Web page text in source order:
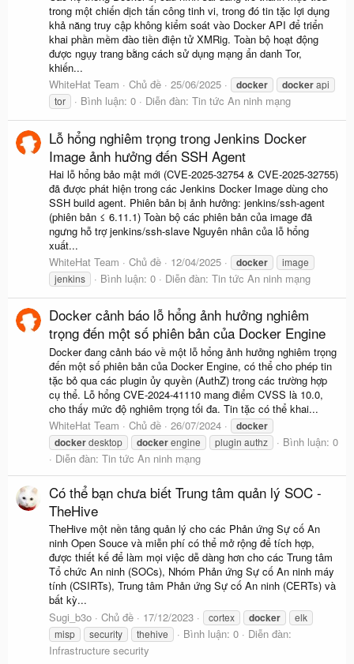
trong một chiến dịch tấn công tinh vi, trong đó tin tặc lợi dụng
khả năng truy cập không kiểm soát vào Docker API để triển
khai phần mềm đào tiền điện tử XMRig. Toàn bộ hoạt động
được ngụy trang bằng cách sử dụng mạng ẩn danh Tor,
khiến...
WhiteHat Team
Chủ đề 25/06/2025 docker dockerapi
tor
Bình luận: 0 Diễn đàn: Tin tức An ninh mạng
Lỗ hổng nghiêm trọng trong Jenkins Docker
Image ảnh hưởng đến SSH Agent
Hai lỗ hổng bảo mật mới (CVE-2025-32754 & CVE-2025-32755)
đã được phát hiện trong các Jenkins Docker Image dùng cho
SSH build agent. Phiên bản bị ảnh hưởng: jenkins/ssh-agent
(phiên bản ≤ 6.11.1) Toàn bộ các phiên bản của image đã
ngưng hỗ trợ jenkins/ssh-slave Nguyên nhân của lỗ hổng
xuất...
WhiteHat Team
Chủ đề 12/04/2025 docker
image
jenkins
Bình luận: 0 Diễn đàn: Tin tức An ninh mạng
Docker cảnh báo lỗ hổng ảnh hưởng nghiêm
trọng đến một số phiên bản của Docker Engine
Docker đang cảnh báo về một lỗ hổng ảnh hưởng nghiêm trọng
đến một số phiên bản của Docker Engine, có thể cho phép tin
tặc bỏ qua các plugin ủy quyền (AuthZ) trong các trường hợp
cụ thể. Lỗ hổng CVE-2024-41110 mang điểm CVSS là 10.0,
cho thấy mức độ nghiêm trọng tối đa. Tin tặc có thể khai...
WhiteHat Team
Chủ đề 26/07/2024
docker
dockerdesktop dockerengine plugin authz
Bình luận: 0
Diễn đàn: Tin tức An ninh mạng
Có thể bạn chưa biết Trung tâm quản lý SOC -
TheHive
TheHive một nền tảng quản lý cho các Phản ứng Sự cố An
ninh Open Souce và miễn phí có thể mở rộng để tích hợp,
được thiết kế để làm mọi việc dễ dàng hơn cho các Trung tâm
Tổ chức An ninh (SOCs), Nhóm Phản ứng Sự cố An ninh máy
tính (CSIRTs), Trung tâm Phản ứng Sự cố An ninh (CERTs) và
bất kỳ...
Sugi_b3o
Chủ đề 17/12/2023 cortex docker
elk
misp
security thehive Bình luận: 0
Diễn đàn:
Infrastructure security